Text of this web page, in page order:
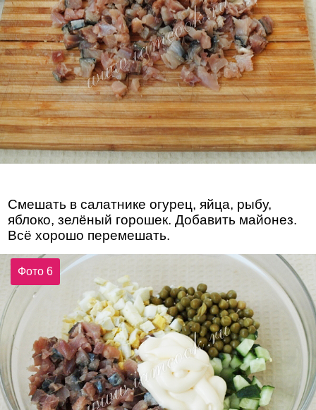
Смешать в салатнике огурец, яйца, рыбу,
яблоко, зелёный горошек. Добавить майонез.
Всё хорошо перемешать.
Фото 6